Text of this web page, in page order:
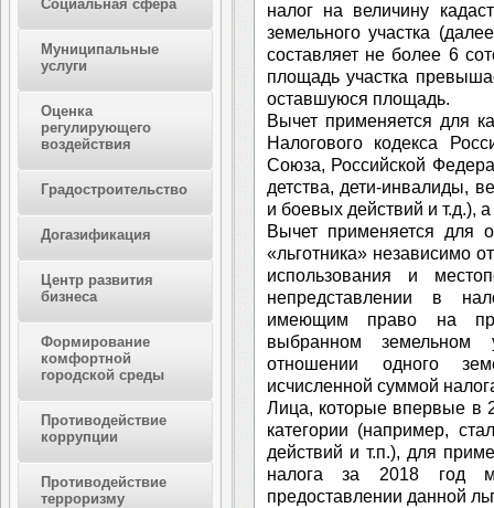
Социальная сфера
Муниципальные
услуги
Оценка
регулирующего
воздействия
Градостроительство
Догазификация
Центр развития
бизнеса
Формирование
комфортной
городской среды
Противодействие
коррупции
Противодействие
терроризму
налог на величину
земельного участка
составляет не более 6
площадь участка
оставшуюся площадь.
Вычет применяется для
Налогового кодекса
Союза, Российской
детства, дети-инвалиды,
и боевых действий и т.д.),
Вычет применяется для
«льготника» независимо
использования и
непредставлении в
имеющим право на
выбранном земельном
отношении одного
исчисленной суммой
Лица, которые впервые в
категории (например,
действий и т.п.), для
налога за 2018 год
предоставлении данной